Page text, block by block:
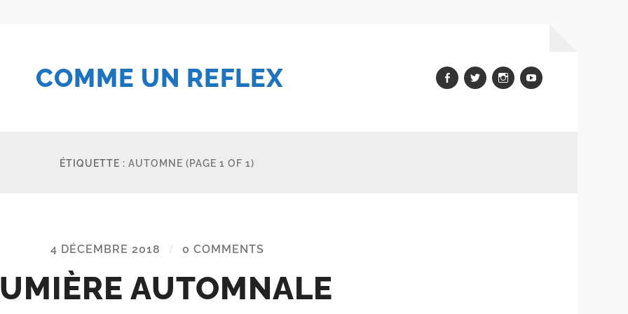
COMME UN REFLEX Facebook
TwitterInstagram
youtube
ÉTIQUETTE : AUTOMNE (PAGE 1 OF 1)
4 DÉCEMBRE 2018 / 0 COMMENTS
AUTOMNALE